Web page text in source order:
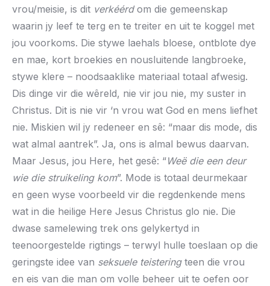
vrou/meisie, is dit verkéérdom die gemeenskap
waarin jy leef te terg en te treiter en uit te koggel met
jou voorkoms. Die stywe laehals bloese, ontblote dye
en mae, kort broekies en nousluitende langbroeke,
stywe klere – noodsaaklike materiaal totaal afwesig.
Dis dinge vir die wêreld, nie vir jou nie, my suster in
Christus. Dit is nie vir ‘n vrou wat God en mens liefhet
nie. Miskien wil jy redeneer en sê: “maar dis mode, dis
wat almal aantrek”. Ja, ons is almal bewus daarvan.
Maar Jesus, jou Here, het gesê: “Weë die een deur
wie die struikeling kom”. Mode is totaal deurmekaar
en geen wyse voorbeeld vir die regdenkende mens
wat in die heilige Here Jesus Christus glo nie. Die
dwase samelewing trek ons gelykertyd in
teenoorgestelde rigtings – terwyl hulle toeslaan op die
geringste idee van seksuele teistering teen die vrou
en eis van die man om volle beheer uit te oefen oor